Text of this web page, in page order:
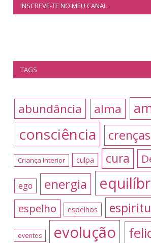
INSCREVE-TE NO MEU CANAL
TAGS
abundância alma
consciência crenças
Criança Interior culpa cura
ego energia
espelho espelhos
eventos evolução